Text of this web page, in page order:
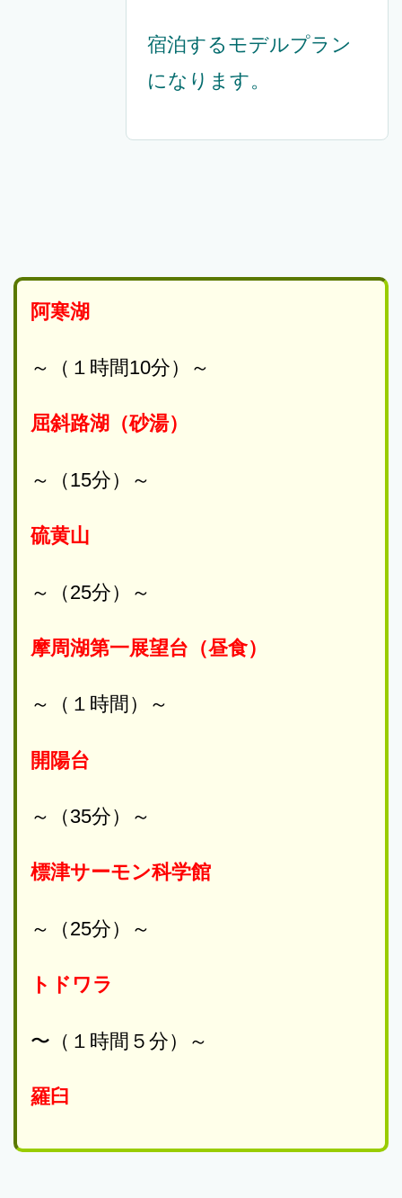
宿泊するモデルプラン
になります。
阿寒湖
～（１時間10分）～
屈斜路湖（砂湯）
～（15分）～
硫黄山
～（25分）～
摩周湖第一展望台（昼食）
～（１時間）～
開陽台
～（35分）～
標津サーモン科学館
～（25分）～
トドワラ
〜（１時間５分）～
羅臼